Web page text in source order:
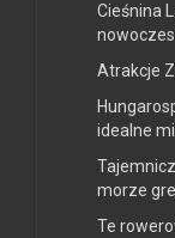
Cieśnina
Atrakcje
idealne
morze
Te